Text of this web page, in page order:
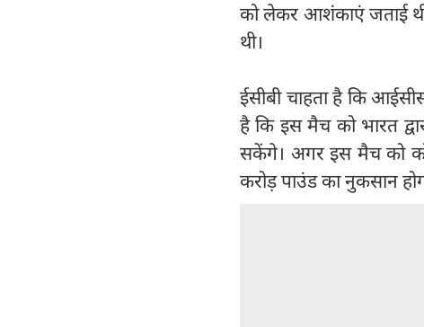
को लेकर आशंकाएं जताई
थी।
ईसीबी चाहता है कि
है कि इस मैच को भारत
सकेंगे। अगर इस मैच को
करोड़ पाउंड का नुकसान